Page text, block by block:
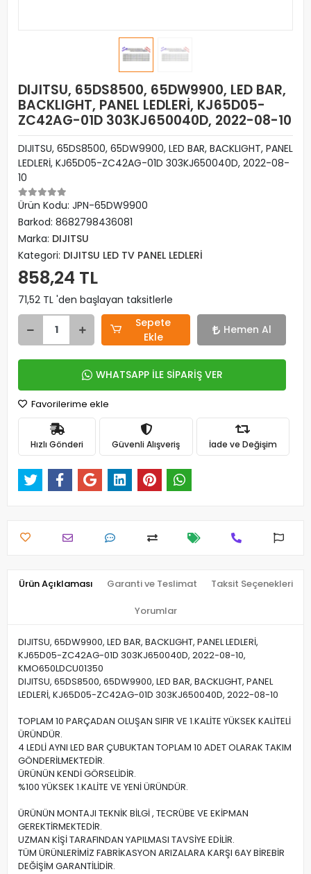
DIJITSU, 65DS8500, 65DW9900, LED BAR,
BACKLIGHT, PANEL LEDLERİ, KJ65D05-
ZC42AG-01D 303KJ650040D, 2022-08-10
DIJITSU, 65DS8500, 65DW9900, LED BAR, BACKLIGHT, PANEL
LEDLERİ, KJ65D05-ZC42AG-01D 303KJ650040D, 2022-08-
10
Ürün Kodu: JPN-65DW9900
Barkod: 8682798436081
Marka: DIJITSU
Kategori: DIJITSU LED TV PANEL LEDLERİ
858,24 TL
71,52 TL 'den başlayan taksitlerle
Sepete
Ekle
Hemen Al
WHATSAPP İLE SİPARİŞ VER
Favorilerime ekle
Hızlı Gönderi Güvenli Alışveriş İade ve Değişim
Ürün Açıklaması Garanti ve Teslimat Taksit Seçenekleri
Yorumlar
DIJITSU, 65DW9900, LED BAR, BACKLIGHT, PANEL LEDLERİ,
KJ65D05-ZC42AG-01D 303KJ650040D, 2022-08-10,
KMO650LDCU01350
DIJITSU, 65DS8500, 65DW9900, LED BAR, BACKLIGHT, PANEL
LEDLERİ, KJ65D05-ZC42AG-01D 303KJ650040D, 2022-08-10
TOPLAM 10 PARÇADAN OLUŞAN SIFIR VE 1.KALİTE YÜKSEK KALİTELİ
ÜRÜNDÜR.
4 LEDLİ AYNI LED BAR ÇUBUKTAN TOPLAM 10 ADET OLARAK TAKIM
GÖNDERİLMEKTEDİR.
ÜRÜNÜN KENDİ GÖRSELİDİR.
%100 YÜKSEK 1.KALİTE VE YENİ ÜRÜNDÜR.
ÜRÜNÜN MONTAJI TEKNİK BİLGİ , TECRÜBE VE EKİPMAN
GEREKTİRMEKTEDİR.
UZMAN KİŞİ TARAFINDAN YAPILMASI TAVSİYE EDİLİR.
TÜM ÜRÜNLERİMİZ FABRİKASYON ARIZALARA KARŞI 6AY BİREBİR
DEĞİŞİM GARANTİLİDİR.